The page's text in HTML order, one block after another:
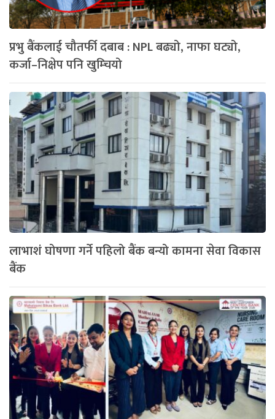
प्रभु बैंकलाई चौतर्फी दबाब : NPL बढ्यो, नाफा घट्यो,
कर्जा–निक्षेप पनि खुम्चियो
लाभाशं घोषणा गर्ने पहिलो बैंक बन्यो कामना सेवा विकास
बैंक